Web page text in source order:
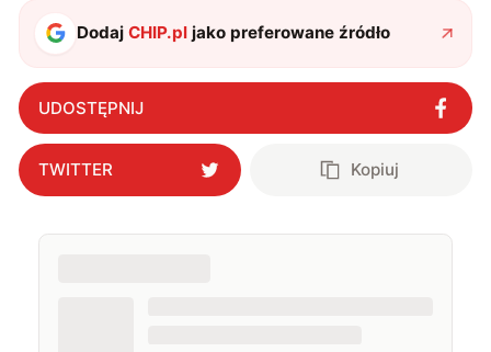
DodajCHIP.pl jako preferowane źródło
UDOSTĘPNIJ
TWITTER Kopiuj